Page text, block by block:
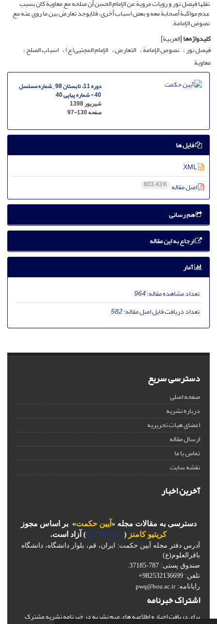
نقلها فیصل نور و رویات مرویة عن الإمام الحسن أن صلحه مع معاویة کان بسبب
عدم مواکبة أصحابة معه و بعض اسباب أخرى، فلایوجد تعارض بین ما روی عنه مع
نصوص الإمامة.
کلیدواژه‌ها[العربیة]
فیصل نور نصوص الإمامة التعارض الإمام المجتبى(ع) اسباب الصلح
معاویة
دوره 11، تابستان 98_شماره مسلسل
40 - شماره پیاپی 40
شهریور 1398
صفحه97-130
فایل ها
اصل مقاله 803.43 K
هم رسانی
ارجاع به این مقاله
آمار
تعداد مشاهده مقاله:964
تعداد دریافت فایل اصل مقاله:582
دسترسی سریع
صفحه اصلی
درباره نشریه
اعضای هیات تحریریه
ارسال مقاله
تماس با ما
نقشه سایت
آخرین اخبار
دسترسی به مقالات مجله « آیین حکمت» بر اساس مجوز
کریتیو کامنز (
CC BY-NC) آزاد است.
آدرس دفتر مجله آیین حکمت: ایران، قم، بلوار دانشگاه، دانشگاه
باقرالعلوم(ع)
صندوق پستی: 787-37185.
تلفن: 982532136699+
رایانامه:pwq@bou.ac.ir
اشتراک خبرنامه
برای دریافت اخبار و اطلاعیه های مهم نشریه در خبرنامه نشریه مشترک